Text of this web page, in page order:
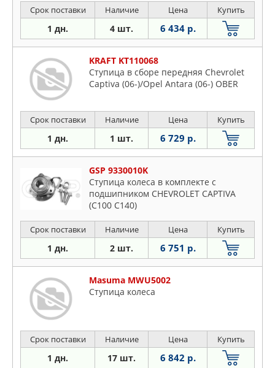
Срок поставки Наличие Цена Купить
1 дн. 4 шт. 6 434 р.
KRAFT KT110068
Ступица в сборе передняя Chevrolet
Captiva (06-)/Opel Antara (06-) OBER
Срок поставки Наличие Цена Купить
1 дн. 1 шт. 6 729 р.
GSP 9330010K
Ступица колеса в комплекте с
подшипником CHEVROLET CAPTIVA
(C100 C140)
Срок поставки Наличие Цена Купить
1 дн. 2 шт. 6 751 р.
Masuma MWU5002
Ступица колеса
Срок поставки Наличие Цена Купить
1 дн. 17 шт. 6 842 р.